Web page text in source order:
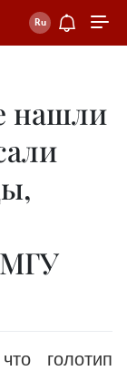
нашли
голотип